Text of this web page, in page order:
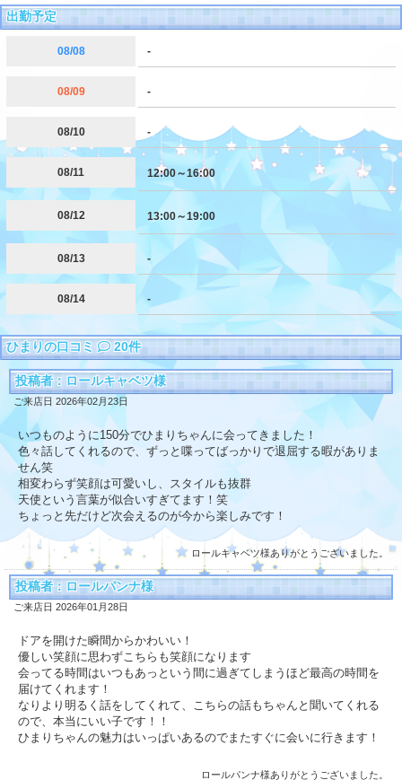
出勤予定
08/08 -
08/09 -
08/10 -
08/11 12:00～16:00
08/12 13:00～19:00
08/13 -
08/14 -
ひまりの口コミ 20件
投稿者：ロールキャベツ様
ご来店日 2026年02月23日
いつものように150分でひまりちゃんに会ってきました！
色々話してくれるので、ずっと喋ってばっかりで退屈する暇がありま
せん笑
相変わらず笑顔は可愛いし、スタイルも抜群
天使という言葉が似合いすぎてます！笑
ちょっと先だけど次会えるのが今から楽しみです！
ロールキャベツ様ありがとうございました。
投稿者：ロールパンナ様
ご来店日 2026年01月28日
ドアを開けた瞬間からかわいい！
優しい笑顔に思わずこちらも笑顔になります
会ってる時間はいつもあっという間に過ぎてしまうほど最高の時間を
届けてくれます！
なりより明るく話をしてくれて、こちらの話もちゃんと聞いてくれる
ので、本当にいい子です！！
ひまりちゃんの魅力はいっぱいあるのでまたすぐに会いに行きます！
ロールパンナ様ありがとうございました。